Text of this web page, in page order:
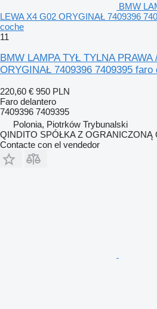
BMW
LEWA X4 G02 ORYGINAŁ 7409396
coche
11
BMW LAMPA TYŁ TYLNA PRAWA
ORYGINAŁ 7409396 7409395
220,60 € 950 PLN
Faro delantero
7409396 7409395
Polonia, Piotrków Trybunalski
QINDITO SPÓŁKA Z OGRANICZONĄ
Contacte con el vendedor